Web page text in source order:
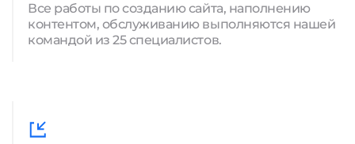
Все работы по созданию сайта, наполнению
контентом, обслуживанию выполняются нашей
командой из 25 специалистов.